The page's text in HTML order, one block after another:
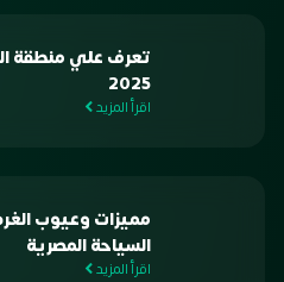
تعرف علي منطقة
2025
اقرأ المزيد
مميزات وعيوب
السياحة المصرية
اقرأ المزيد